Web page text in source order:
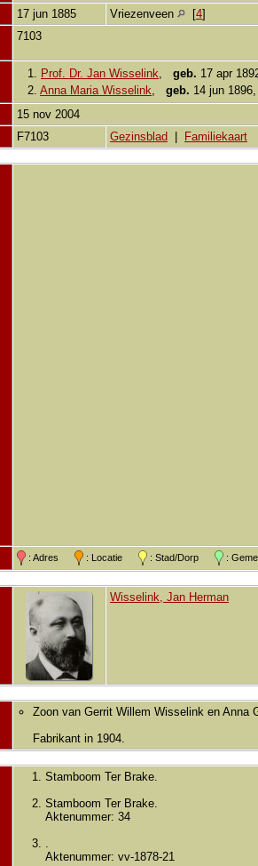
17 jun 1885 Vriezenveen [4]
7103
1. Prof. Dr. Jan Wisselink, geb. 17 apr
2. Anna Maria Wisselink, geb. 14 jun
15 nov 2004
F7103 Gezinsblad Familiekaart
: Adres : Locatie : Stad/Dorp :
Wisselink, Jan Herman
Zoon van Gerrit Willem Wisselink en Anna
Fabrikant in 1904.
Stamboom Ter Brake.
Stamboom Ter Brake.
Aktenummer: 34
.
Aktenummer: vv-1878-21